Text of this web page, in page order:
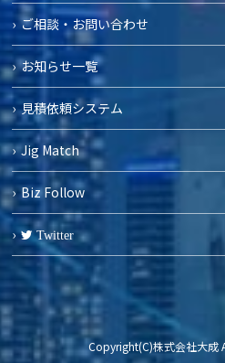
ご相談・お問い合わせ
お知らせ一覧
見積依頼システム
Jig Match
Biz Follow
Twitter
Copyright(C)株式会社大成